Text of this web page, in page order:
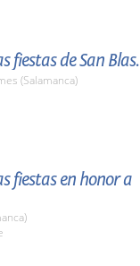
fiestas de San Blas.
(Salamanca)
fiestas en honor a